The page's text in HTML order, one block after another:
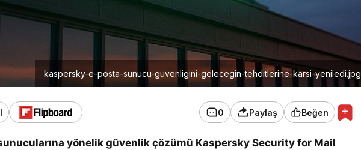
kaspersky-e-posta-sunucu-guvenligini-gelecegin-tehditlerine-karsi-yeniledi.jpg
0 Paylaş Beğen
yönelik güvenlik çözümü Kaspersky Security for Mail